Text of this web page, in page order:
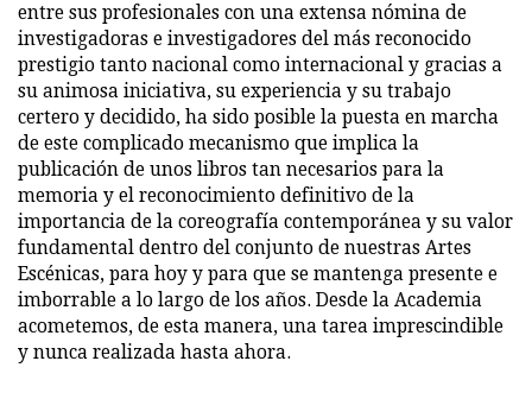
entre sus profesionales con una extensa nómina de
investigadoras e investigadores del más reconocido
prestigio tanto nacional como internacional y gracias a
su animosa iniciativa, su experiencia y su trabajo
certero y decidido, ha sido posible la puesta en marcha
de este complicado mecanismo que implica la
publicación de unos libros tan necesarios para la
memoria y el reconocimiento definitivo de la
importancia de la coreografía contemporánea y su valor
fundamental dentro del conjunto de nuestras Artes
Escénicas, para hoy y para que se mantenga presente e
imborrable a lo largo de los años. Desde la Academia
acometemos, de esta manera, una tarea imprescindible
y nunca realizada hasta ahora.